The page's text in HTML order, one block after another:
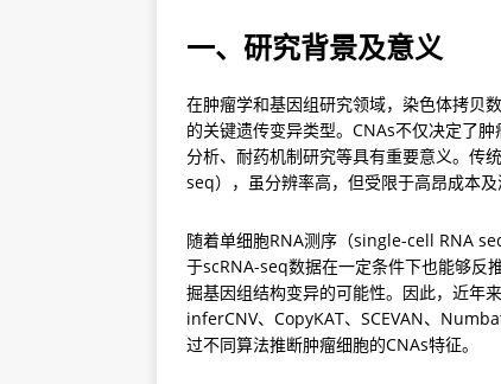
一、研究背景及意义
在肿瘤学和基因组研究领域，染色体拷
的关键遗传变异类型。CNAs不仅决定了
分析、耐药机制研究等具有重要意义。传
seq），虽分辨率高，但受限于高昂成本
随着单细胞RNA测序（single-cell RNA
于scRNA-seq数据在一定条件下也能够反
掘基因组结构变异的可能性。因此，近年
inferCNV、CopyKAT、SCEVAN、
过不同算法推断肿瘤细胞的CNAs特征。